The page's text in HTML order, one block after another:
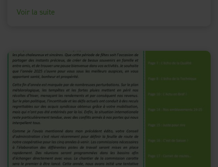
Voir la suite